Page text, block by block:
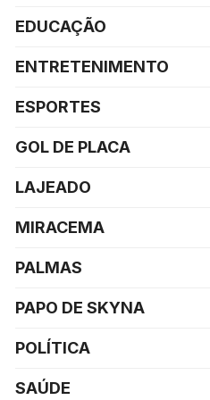
EDUCAÇÃO
ENTRETENIMENTO
ESPORTES
GOL DE PLACA
LAJEADO
MIRACEMA
PALMAS
PAPO DE SKYNA
POLÍTICA
SAÚDE